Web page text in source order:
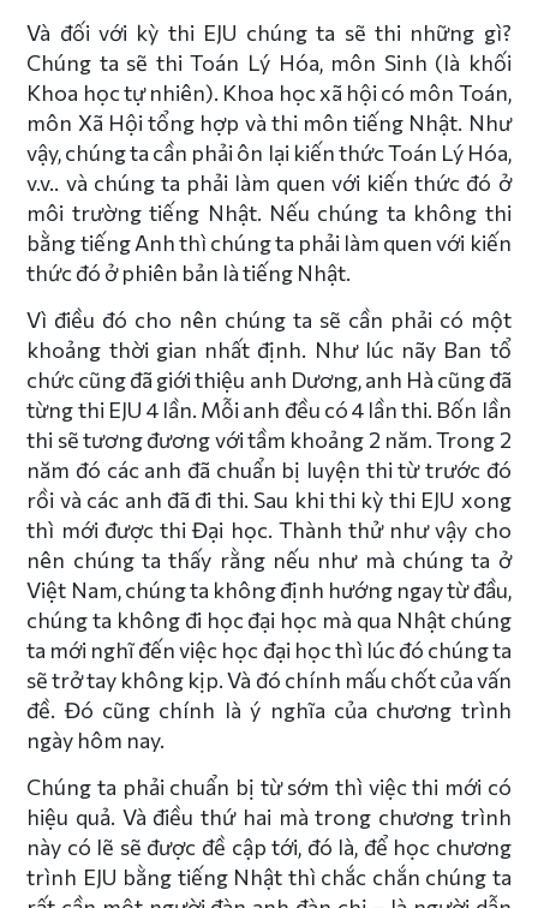
Và đối với kỳ thi EJU chúng ta sẽ thi những gì?
Chúng ta sẽ thi Toán Lý Hóa, môn Sinh (là khối
Khoa học tự nhiên). Khoa học xã hội có môn Toán,
môn Xã Hội tổng hợp và thi môn tiếng Nhật. Như
vậy, chúng ta cần phải ôn lại kiến thức Toán Lý Hóa,
v.v.. và chúng ta phải làm quen với kiến thức đó ở
môi trường tiếng Nhật. Nếu chúng ta không thi
bằng tiếng Anh thì chúng ta phải làm quen với kiến
thức đó ở phiên bản là tiếng Nhật.
Vì điều đó cho nên chúng ta sẽ cần phải có một
khoảng thời gian nhất định. Như lúc nãy Ban tổ
chức cũng đã giới thiệu anh Dương, anh Hà cũng đã
từng thi EJU 4 lần. Mỗi anh đều có 4 lần thi. Bốn lần
thi sẽ tương đương với tầm khoảng 2 năm. Trong 2
năm đó các anh đã chuẩn bị luyện thi từ trước đó
rồi và các anh đã đi thi. Sau khi thi kỳ thi EJU xong
thì mới được thi Đại học. Thành thử như vậy cho
nên chúng ta thấy rằng nếu như mà chúng ta ở
Việt Nam, chúng ta không định hướng ngay từ đầu,
chúng ta không đi học đại học mà qua Nhật chúng
ta mới nghĩ đến việc học đại học thì lúc đó chúng ta
sẽ trở tay không kịp. Và đó chính mấu chốt của vấn
đề. Đó cũng chính là ý nghĩa của chương trình
ngày hôm nay.
Chúng ta phải chuẩn bị từ sớm thì việc thi mới có
hiệu quả. Và điều thứ hai mà trong chương trình
này có lẽ sẽ được đề cập tới, đó là, để học chương
trình EJU bằng tiếng Nhật thì chắc chắn chúng ta